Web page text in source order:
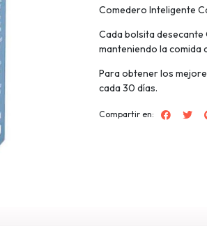
Comedero Inteligente
Cada bolsita desecante
manteniendo la comida
Para obtener los
cada 30 días.
Compartir en: